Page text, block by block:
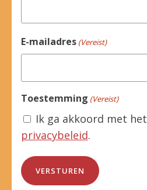
E-mailadres (Vereist)
Toestemming (Vereist)
Ik ga akkoord met het
privacybeleid.